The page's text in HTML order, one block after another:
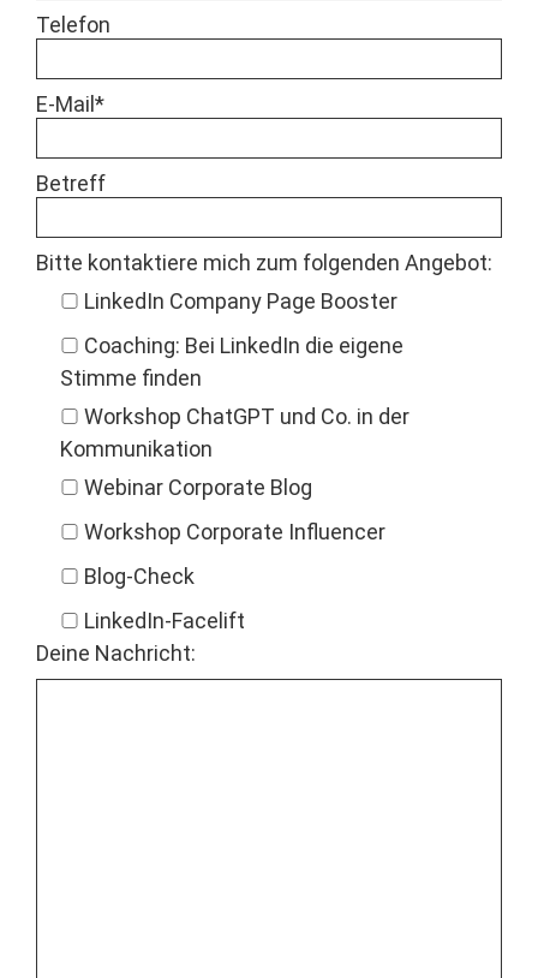
Tele­fon
E‑Mail*
Betr­e­ff
Bitte kon­tak­tiere mich zum fol­gen­den Angebot:
LinkedIn Com­pa­ny Page Boost­er
Coach­ing: Bei LinkedIn die eigene
Stimme find­en
Work­shop Chat­G­PT und Co. in der
Kom­mu­nika­tion
Webi­nar Cor­po­rate Blog
Work­shop Cor­po­rate Influ­encer
Blog-Check
LinkedIn-Facelift
Deine Nachricht: